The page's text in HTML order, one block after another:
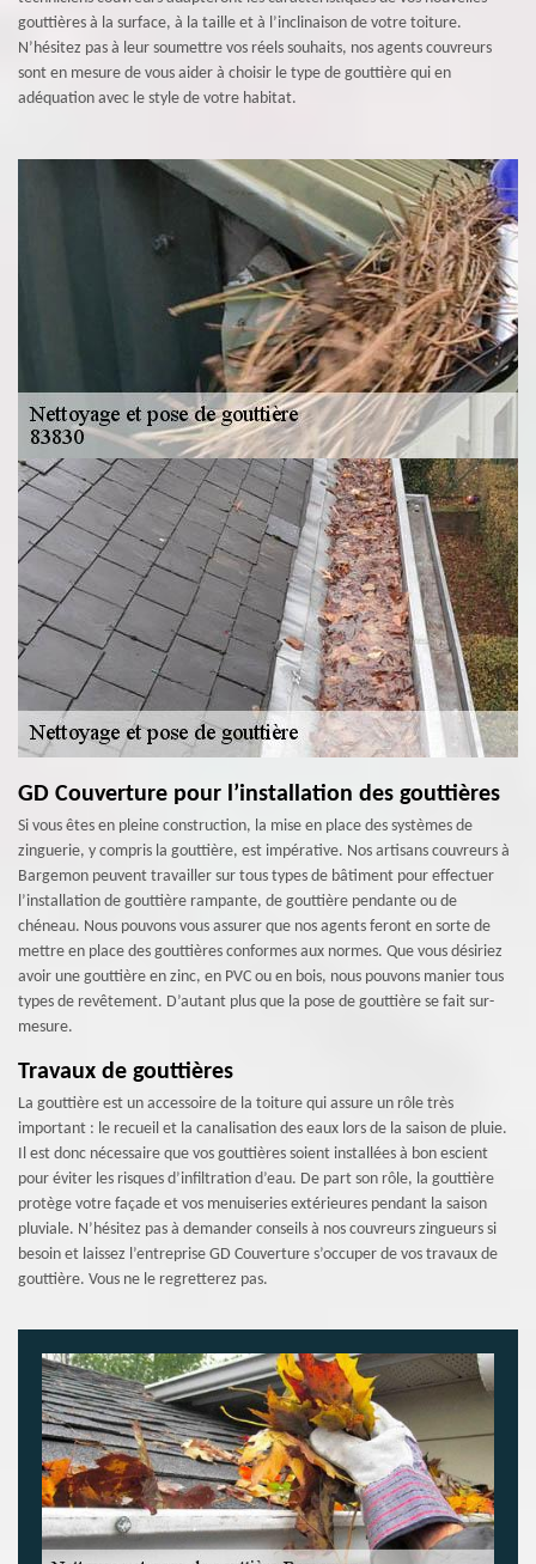
gouttières à la surface, à la taille et à l’inclinaison de votre toiture.
N’hésitez pas à leur soumettre vos réels souhaits, nos agents couvreurs
sont en mesure de vous aider à choisir le type de gouttière qui en
adéquation avec le style de votre habitat.
GD Couverture pour l’installation des gouttières
Si vous êtes en pleine construction, la mise en place des systèmes de
zinguerie, y compris la gouttière, est impérative. Nos artisans couvreurs à
Bargemon peuvent travailler sur tous types de bâtiment pour effectuer
l’installation de gouttière rampante, de gouttière pendante ou de
chéneau. Nous pouvons vous assurer que nos agents feront en sorte de
mettre en place des gouttières conformes aux normes. Que vous désiriez
avoir une gouttière en zinc, en PVC ou en bois, nous pouvons manier tous
types de revêtement. D’autant plus que la pose de gouttière se fait sur-
mesure.
Travaux de gouttières
La gouttière est un accessoire de la toiture qui assure un rôle très
important : le recueil et la canalisation des eaux lors de la saison de pluie.
Il est donc nécessaire que vos gouttières soient installées à bon escient
pour éviter les risques d’infiltration d’eau. De part son rôle, la gouttière
protège votre façade et vos menuiseries extérieures pendant la saison
pluviale. N’hésitez pas à demander conseils à nos couvreurs zingueurs si
besoin et laissez l’entreprise GD Couverture s’occuper de vos travaux de
gouttière. Vous ne le regretterez pas.